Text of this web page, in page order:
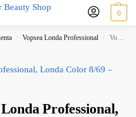
0
/ Vopsea Londa Professional / Vopsea permanenta Londa Professional, Londa Color 8/69 – 60ml – blond rece violet-cendre
Professional,